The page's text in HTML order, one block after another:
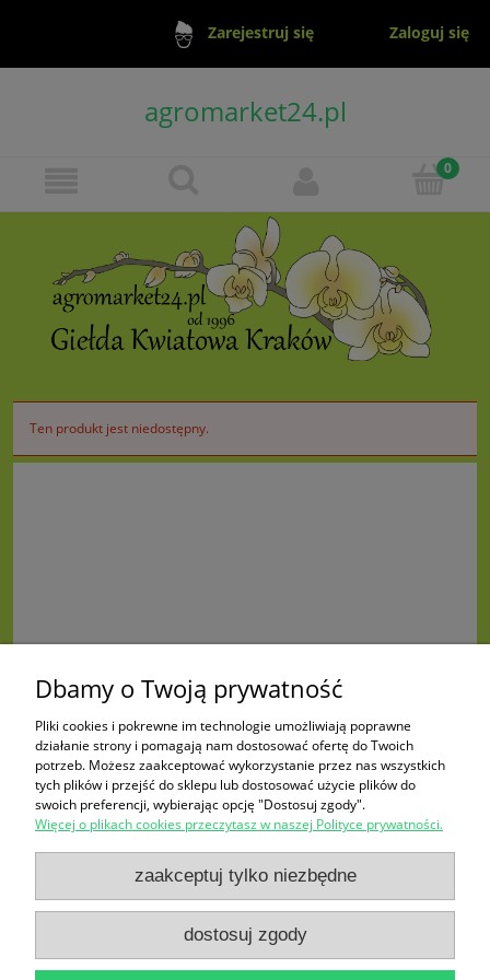
Zarejestruj się Zaloguj się
agromarket24.pl
Ten produkt jest niedostępny.
Zakupy
Pomoc
Moje konto
Dbamy o Twoją prywatność
Pliki cookies i pokrewne im technologie umożliwiają poprawne
działanie strony i pomagają nam dostosować ofertę do Twoich
potrzeb. Możesz zaakceptować wykorzystanie przez nas wszystkich
tych plików i przejść do sklepu lub dostosować użycie plików do
swoich preferencji, wybierając opcję "Dostosuj zgody".
Więcej o plikach cookies przeczytasz w naszej Polityce prywatności.
zaakceptuj tylko niezbędne
dostosuj zgody